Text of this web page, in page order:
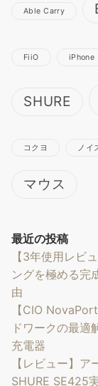
Able Carry
FiiO iPhone
SHURE
コクヨ ノイ
マウス
最近の投稿
【3年使用レビ
ングを極める完
由
【CIO
ドワークの最適
充電器
【レビュー】
SHURE SE425